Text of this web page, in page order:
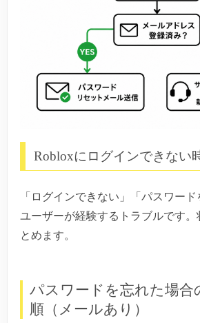
Robloxにログインできない
「ログインできない」「パスワー
ユーザーが経験するトラブルです。
とめます。
パスワードを忘れた場合
順（メールあり）